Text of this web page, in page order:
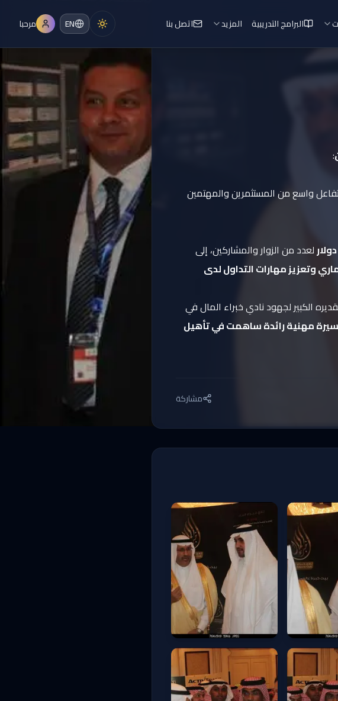
البرامج التدريبية المزيد اتصل بنا EN مرحبا
:
واسع من المستثمرين والمهتمين
لعدد من الزوار والمشاركين، إلى
وتعزيز مهارات التداول لدى
الكبير لجهود نادي خبراء المال في
مهنية رائدة ساهمت في تأهيل
مشاركة